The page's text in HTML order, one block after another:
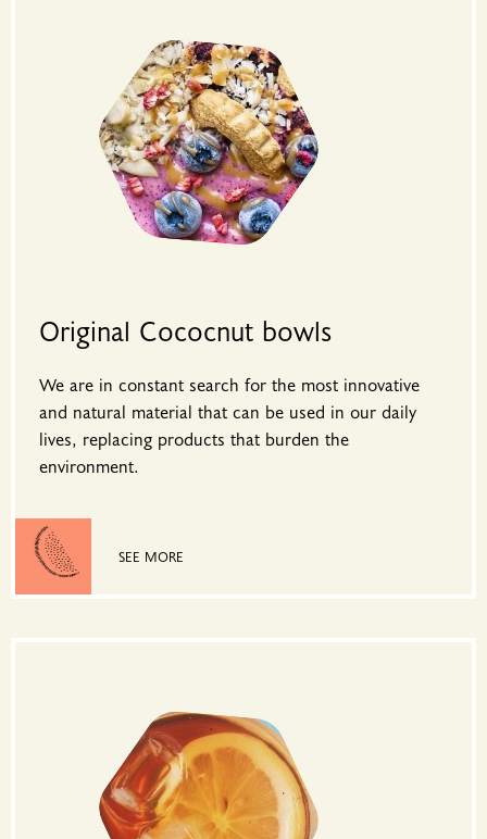
Original Cococnut bowls
We are in constant search for the most innovative
and natural material that can be used in our daily
lives, replacing products that burden the
environment.
SEE MORE